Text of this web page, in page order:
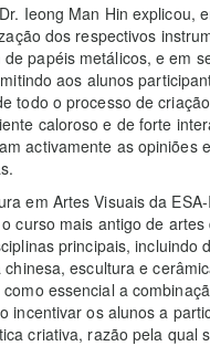
Ieong Man Hin explicou,
dos respectivos
papéis metálicos, e em
aos alunos
todo o processo de
caloroso e de forte
activamente as opiniões
em Artes Visuais da
curso mais antigo de artes
principais, incluindo
escultura e
essencial a
incentivar os alunos a
criativa, razão pela qual